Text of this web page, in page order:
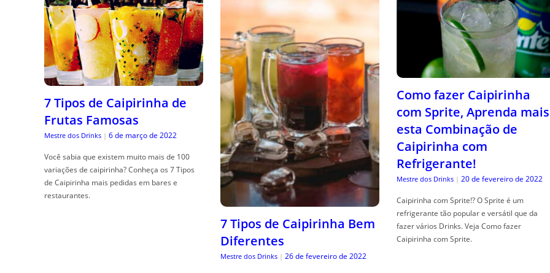
7 Tipos de Caipirinha de
Frutas Famosas
Mestre dos Drinks | 6 de março de 2022
Você sabia que existem muito mais de 100
variações de caipirinha? Conheça os 7 Tipos
de Caipirinha mais pedidas em bares e
restaurantes.
7 Tipos de Caipirinha Bem
Diferentes
Mestre dos Drinks | 26 de fevereiro de 2022
Como fazer Caipirinha
com Sprite, Aprenda mais
esta Combinação de
Caipirinha com
Refrigerante!
Mestre dos Drinks | 20 de fevereiro de 2022
Caipirinha com Sprite!? O Sprite é um
refrigerante tão popular e versátil que da
fazer vários Drinks. Veja Como fazer
Caipirinha com Sprite.